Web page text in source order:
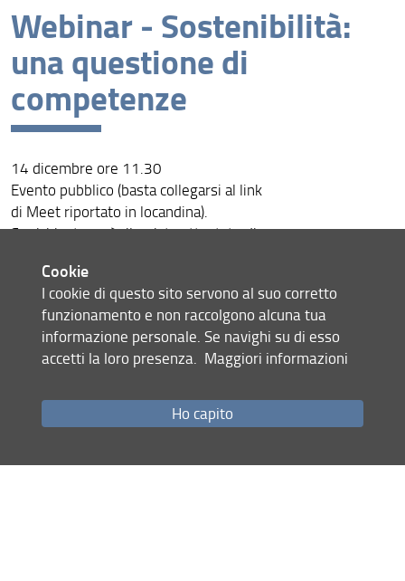
Webinar - Sostenibilità:
una questione di
competenze
14 dicembre ore 11.30
Evento pubblico (basta collegarsi al link
di Meet riportato in locandina).
Su richiesta sarà rilasciato attestato di
dell'effettiva partecipazione per
l'intera durata del webinar).
TLC_Sostenibilità
Condividi
Eventi recenti
Archivio eventi
Mappa del sito
Cookie
I cookie di questo sito servono al suo corretto
funzionamento e non raccolgono alcuna tua
informazione personale. Se navighi su di esso
accetti la loro presenza. Maggiori informazioni
Ho capito